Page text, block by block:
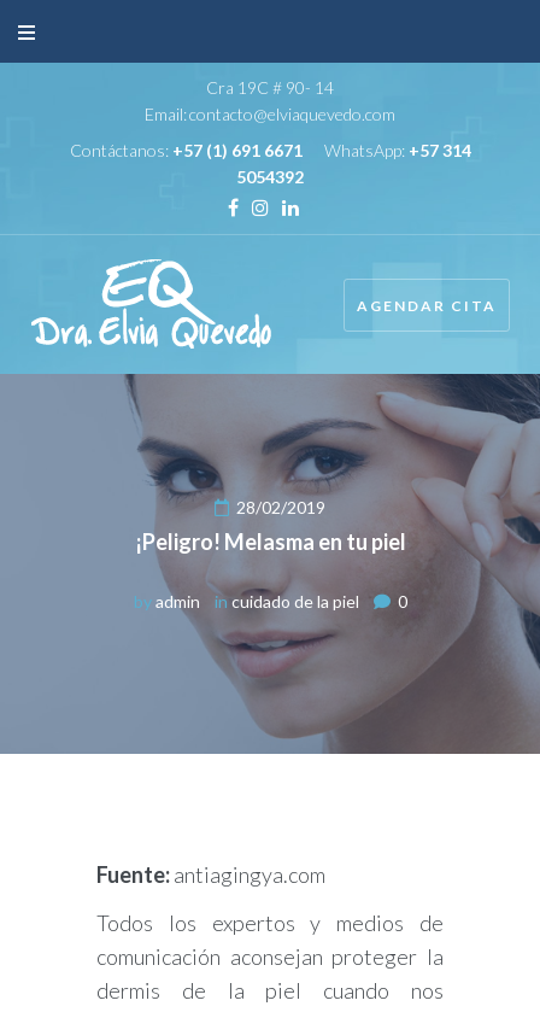
Cra 19C # 90- 14
Email:contacto@elviaquevedo.com
Contáctanos: +57 (1) 691 6671WhatsApp: +57 314
5054392
AGENDAR CITA
28/02/2019
¡Peligro! Melasma en tu piel
byadmin in cuidado de la piel 0
Fuente:antiagingya.com
Todos los expertos y medios de
comunicación aconsejan proteger la
dermis de la piel cuando nos